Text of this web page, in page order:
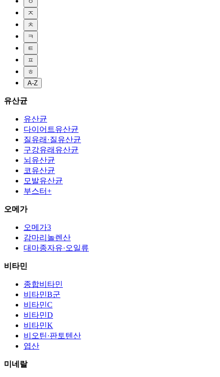
ㅈ
ㅊ
ㅋ
ㅌ
ㅍ
ㅎ
A-Z
유산균
유산균
다이어트유산균
질유래·질유산균
구강유래유산균
뇌유산균
코유산균
모발유산균
부스터+
오메가
오메가3
감마리놀렌산
대마종자유·오일류
비타민
종합비타민
비타민B군
비타민C
비타민D
비타민K
비오틴·판토텐산
엽산
미네랄